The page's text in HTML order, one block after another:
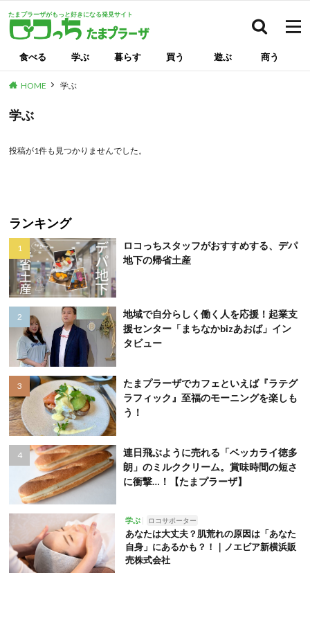
たまプラーザがもっと好きになる発見サイト
食べる 学ぶ 暮らす 買う 遊ぶ 商う
HOME 学ぶ
学ぶ
投稿が1件も見つかりませんでした。
ランキング
ロコっちスタッフがおすすめする、デパ
地下の帰省土産
地域で自分らしく働く人を応援！起業支
援センター「まちなかbizあおば」イン
タビュー
たまプラーザでカフェといえば『ラテグ
ラフィック』至福のモーニングを楽しも
う！
連日飛ぶように売れる「ベッカライ徳多
朗」のミルククリーム。賞味時間の短さ
に衝撃…！【たまプラーザ】
学ぶ ロコサポーター
あなたは大丈夫？肌荒れの原因は「あなた
自身」にあるかも？！｜ノエビア新横浜販
売株式会社